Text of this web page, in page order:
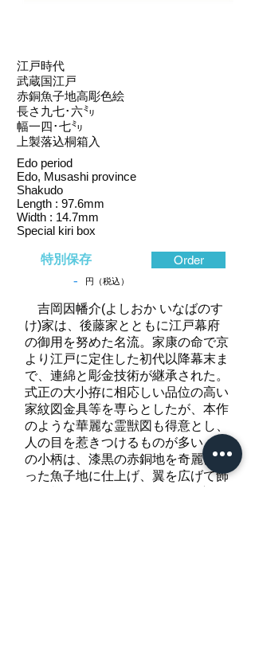
江戸時代
武蔵国江戸
赤銅魚子地高彫色絵
長さ九七･六㍉
幅一四･七㍉
上製落込桐箱入
Edo period
Edo, Musashi province
Shakudo
Length : 97.6mm
Width : 14.7mm
Special kiri box
特別保存
- 円（税込）
Order
吉岡因幡介(よしおか いなばのす
け)家は、後藤家とともに江戸幕府
の御用を努めた名流。家康の命で京
より江戸に定住した初代以降幕末ま
で、連綿と彫金技術が継承された。
式正の大小拵に相応しい品位の高い
家紋図金具等を専らとしたが、本作
のような華麗な霊獣図も得意とし、
人の目を惹きつけるものが多い。こ
の小柄は、漆黒の赤銅地を奇麗に揃
った魚子地に仕上げ、翼を広げて飾